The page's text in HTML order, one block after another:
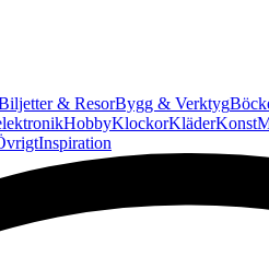
& ResorBygg & Verktyg
HobbyKlockorKläderKonst
Inspiration